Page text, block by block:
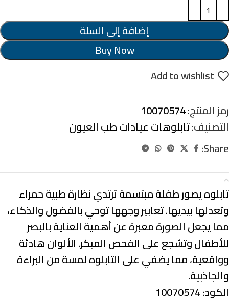
إضافة إلى السلة
Buy Now
Add to wishlist
رمز المنتج:10070574
التصنيف:تابلوهات عيادات طب العيون
Share:
تابلوه يصور طفلة مبتسمة ترتدي نظارة طبية حمراء
وتعدلها بيديها. تعابير وجهها توحي بالفضول والذكاء،
مما يجعل الصورة معبرة عن أهمية العناية بالبصر
للأطفال وتشجع على الفحص المبكر. الألوان هادئة
وواقعية، مما يضفي على التابلوه لمسة من البراءة
والجاذبية.
الكود: 10070574